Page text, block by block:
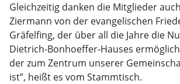
Gleichzeitig danken die Mitglieder
Ziermann von der evangelischen
Gräfelfing, der über all die Jahre die
Dietrich-Bonhoeffer-Hauses
der zum Zentrum unserer
ist”, heißt es vom Stammtisch.